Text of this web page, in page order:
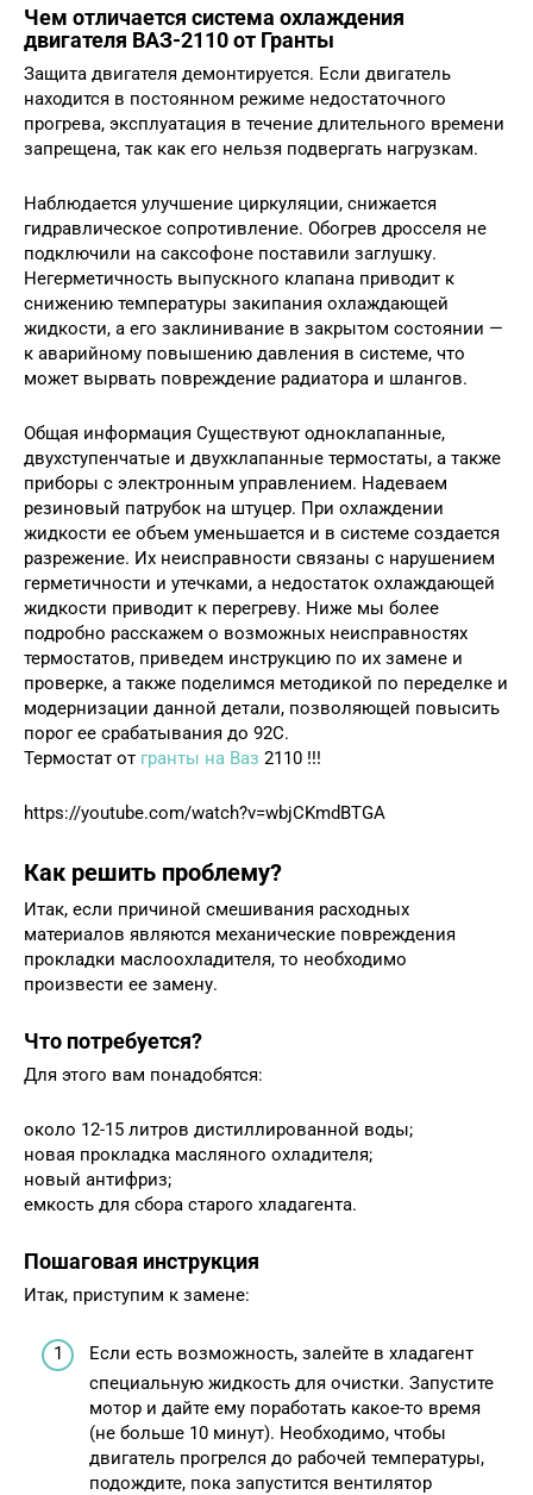
Чем отличается система охлаждения
двигателя ВАЗ-2110 от Гранты
Защита двигателя демонтируется. Если двигатель
находится в постоянном режиме недостаточного
прогрева, эксплуатация в течение длительного времени
запрещена, так как его нельзя подвергать нагрузкам.
Наблюдается улучшение циркуляции, снижается
гидравлическое сопротивление. Обогрев дросселя не
подключили на саксофоне поставили заглушку.
Негерметичность выпускного клапана приводит к
снижению температуры закипания охлаждающей
жидкости, а его заклинивание в закрытом состоянии —
к аварийному повышению давления в системе, что
может вырвать повреждение радиатора и шлангов.
Общая информация Существуют одноклапанные,
двухступенчатые и двухклапанные термостаты, а также
приборы с электронным управлением. Надеваем
резиновый патрубок на штуцер. При охлаждении
жидкости ее объем уменьшается и в системе создается
разрежение. Их неисправности связаны с нарушением
герметичности и утечками, а недостаток охлаждающей
жидкости приводит к перегреву. Ниже мы более
подробно расскажем о возможных неисправностях
термостатов, приведем инструкцию по их замене и
проверке, а также поделимся методикой по переделке и
модернизации данной детали, позволяющей повысить
порог ее срабатывания до 92C.
Термостат от гранты на Ваз 2110 !!!
https://youtube.com/watch?v=wbjCKmdBTGA
Как решить проблему?
Итак, если причиной смешивания расходных
материалов являются механические повреждения
прокладки маслоохладителя, то необходимо
произвести ее замену.
Что потребуется?
Для этого вам понадобятся:
около 12-15 литров дистиллированной воды;
новая прокладка масляного охладителя;
новый антифриз;
емкость для сбора старого хладагента.
Пошаговая инструкция
Итак, приступим к замене:
Если есть возможность, залейте в хладагент
специальную жидкость для очистки. Запустите
мотор и дайте ему поработать какое-то время
(не больше 10 минут). Необходимо, чтобы
двигатель прогрелся до рабочей температуры,
подождите, пока запустится вентилятор